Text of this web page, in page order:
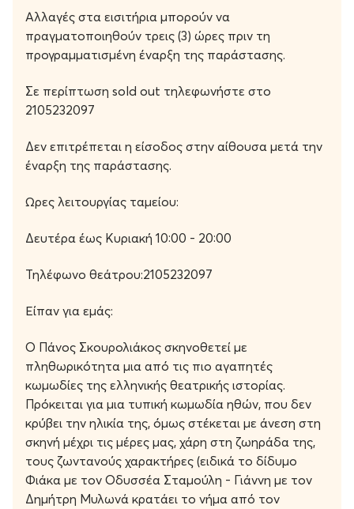
Πλουτίδης ή Χαράλαμπος Πεταλούδης ή Φιάκας,
απατεώνας καταχρεωμένος και κυνηγημένος από
δανειστές κι εμπόρους, υποδύεται τον γόνο πλούσιας
οικογένειας για να κερδίσει την Ευανθία και να
καρπωθεί την προίκα της. Η Ευανθία συνεπαρμένη από
τα μυθιστορήματα της εποχής και γοητευμένη από
της, πέφτει εύκολα στην παγίδα του. Οι ξεκαρδιστικές
καταστάσεις κορυφώνονται όταν με τον κίνδυνο ότι η
έναν Γερμανό Βαρόνο που βρίσκεται «incognito» στην
σπαρταριστή κωμωδία ηθών γραμμένη σε εξαιρετικά
ενδιαφέρουσα γλώσσα όπου το τοπικό ιδίωμα της
Κωνσταντινούπολης μπλέκεται με τη «λόγια γλώσσα»
του 19ου αιώνα.
Ο συγγραφέας μάς μεταφέρει στα ήθη και τις μόδες της
Πολίτικης κοινωνίας του 1870 και θίγει με σατυρική
διάθεση και καυστικό τρόπο την υπερβολή και την
ξενομανία της εποχής.
Αλλαγές στα εισιτήρια μπορούν να
πραγματοποιηθούν τρεις (3) ώρες πριν τη
προγραμματισμένη έναρξη της παράστασης.
Σε περίπτωση sold out τηλεφωνήστε στο
2105232097
Δεν επιτρέπεται η είσοδος στην αίθουσα μετά την
έναρξη της παράστασης.
Ωρες λειτουργίας ταμείου:
Δευτέρα έως Κυριακή 10:00 - 20:00
Τηλέφωνο θεάτρου:2105232097
Είπαν για εμάς:
Ο Πάνος Σκουρολιάκος σκηνοθετεί με
πληθωρικότητα μια από τις πιο αγαπητές
κωμωδίες της ελληνικής θεατρικής ιστορίας.
Πρόκειται για μια τυπική κωμωδία ηθών, που δεν
κρύβει την ηλικία της, όμως στέκεται με άνεση στη
σκηνή μέχρι τις μέρες μας, χάρη στη ζωηράδα της,
τους ζωντανούς χαρακτήρες (ειδικά το δίδυμο
Φιάκα με τον Οδυσσέα Σταμούλη - Γιάννη με τον
Δημήτρη Μυλωνά κρατάει το νήμα από τον